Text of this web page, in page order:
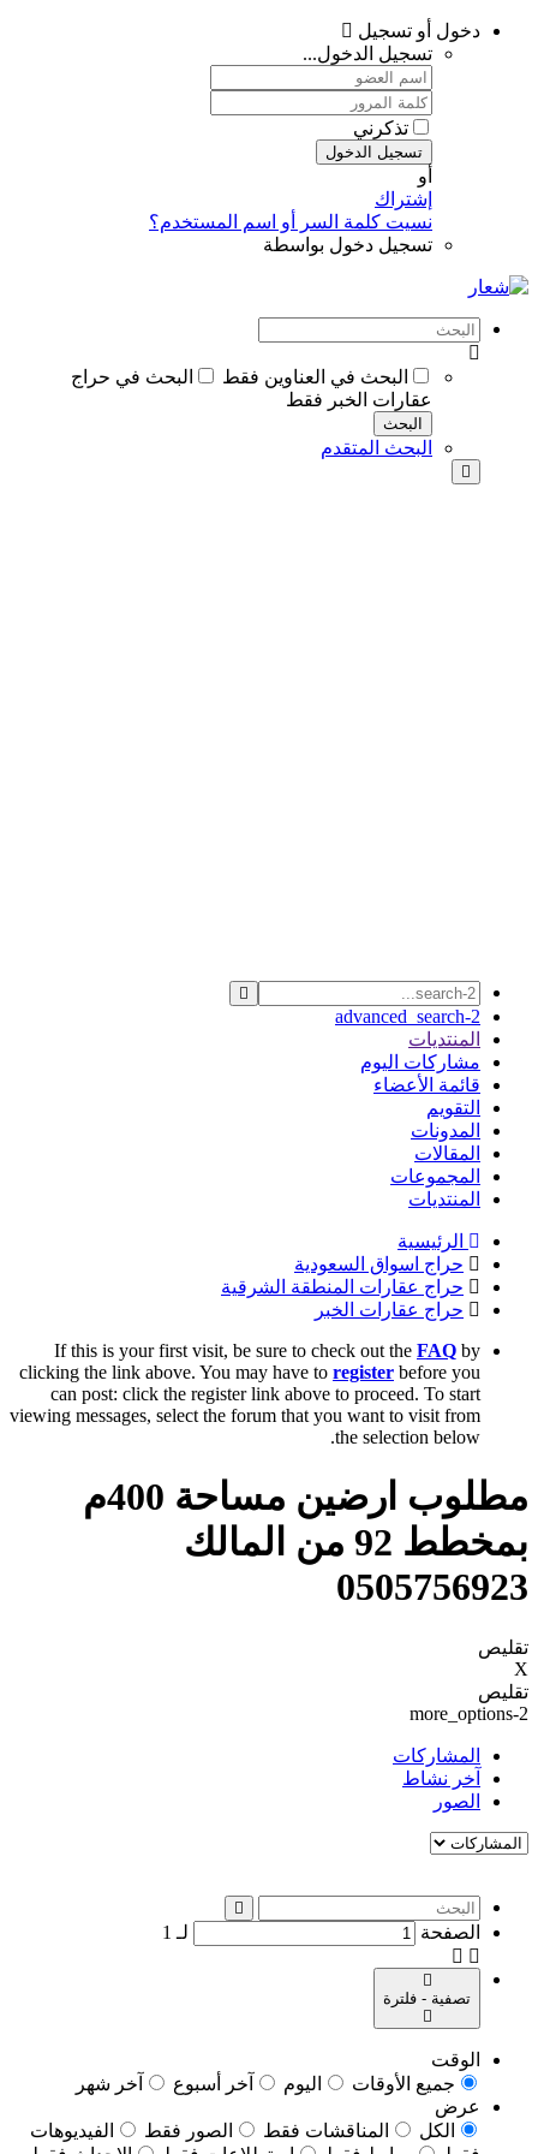
دخول أو تسجيل
تسجيل الدخول...
تذكرني
تسجيل الدخول
أو
إشتراك
نسيت كلمة السر أو اسم المستخدم؟
تسجيل دخول بواسطة
البحث في العناوين فقط
البحث في حراج
عقارات الخبر فقط
البحث
البحث المتقدم
advanced_search-2
المنتديات
مشاركات اليوم
قائمة الأعضاء
التقويم
المدونات
المقالات
المجموعات
المنتديات
الرئيسية
حراج اسواق السعودية
حراج عقارات المنطقة الشرقية
حراج عقارات الخبر
If this is your first visit, be sure to check out the FAQ by
clicking the link above. You may have to register before you
can post: click the register link above to proceed. To start
viewing messages, select the forum that you want to visit from
the selection below.
مطلوب ارضين مساحة 400م
بمخطط 92 من المالك
0505756923
تقليص
X
تقليص
more_options-2
المشاركات
آخر نشاط
الصور
الصفحة لـ 1
تصفية - فلترة
الوقت
جميع الأوقات
اليوم آخر أسبوع
آخر شهر
عرض
الكل
المناقشات فقط الصور فقط
الفيديوهات